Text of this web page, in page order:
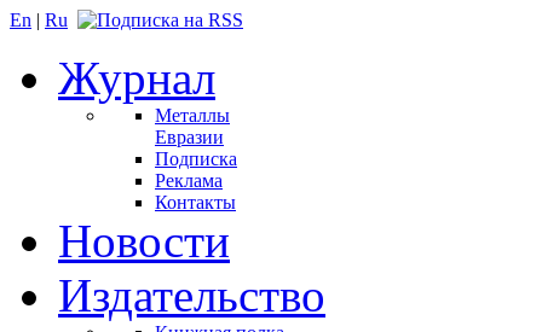
En | Ru
Журнал
Металлы
Евразии
Подписка
Реклама
Контакты
Новости
Издательство